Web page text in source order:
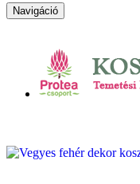
Navigáció